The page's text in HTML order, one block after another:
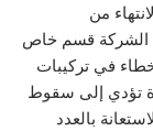
من
الشركة قسم خاص
في تركيبات
تؤدي إلى سقوط
بالعدد